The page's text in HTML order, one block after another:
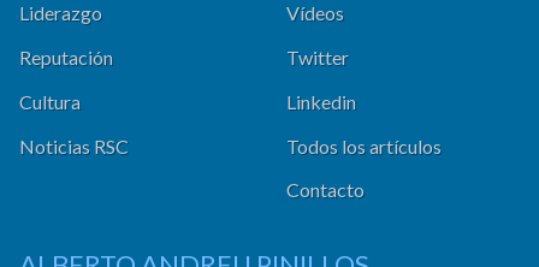
Liderazgo
Reputación
Cultura
Noticias RSC
Vídeos
Twitter
Linkedin
Todos los artículos
Contacto